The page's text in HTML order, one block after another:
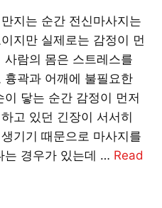
지는 순간 전신마사지는
지만 실제로는 감정이 먼
람의 몸은 스트레스를
곽과 어깨에 불필요한
닿는 순간 감정이 먼저
고 있던 긴장이 서서히
기기 때문으로 마사지를
는 경우가 있는데 … Read